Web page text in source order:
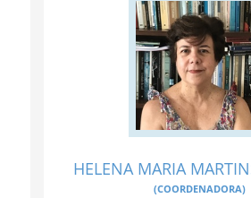
HELENA MARIA
(COORDENADORA)